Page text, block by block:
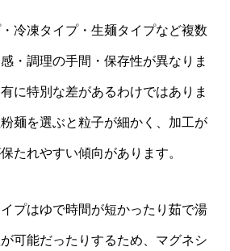
冷凍タイプ・生麺タイプなど複数
・調理の手間・保存性が異なりま
に特別な差があるわけではありま
麺を選ぶと粒子が細かく、加工が
たれやすい傾向があります。
プはゆで時間が短かったり茹で湯
可能だったりするため、マグネシ